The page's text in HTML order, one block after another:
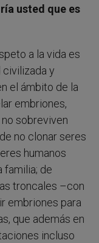
usted que es
a la vida es
civilizada y
el ámbito de la
embriones,
sobreviven
no clonar seres
humanos
familia; de
troncales –con
embriones para
que además en
incluso